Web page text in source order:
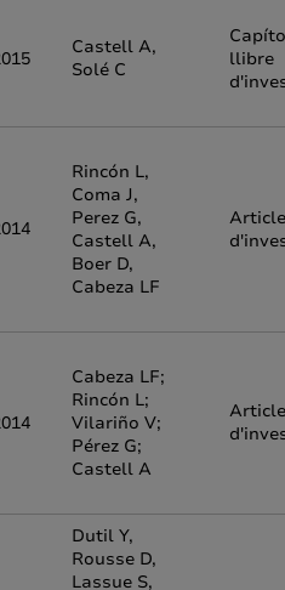
Castell A,
Solé C
llibre
Rincón L,
Coma J,
Perez G,
Castell A,
Boer D,
Cabeza LF
Article
Cabeza LF;
Rincón L;
Vilariño V;
Pérez G;
Castell A
Article
Dutil Y,
Rousse D,
Lassue S,